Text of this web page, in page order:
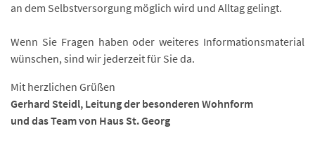
an dem Selbstversorgung möglich wird und Alltag gelingt.
Wenn Sie Fragen haben oder weiteres Informationsmaterial
wünschen, sind wir jederzeit für Sie da.
Mit herzlichen Grüßen
Gerhard Steidl, Leitung der besonderen Wohnform
und das Team von Haus St. Georg